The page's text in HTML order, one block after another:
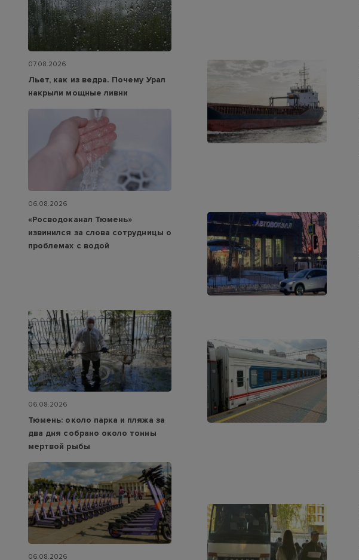
07.08.2026
Льет, как из ведра. Почему Урал
накрыли мощные ливни
06.08.2026
«Росводоканал Тюмень»
извинился за слова сотрудницы о
проблемах с водой
06.08.2026
Тюмень: около парка и пляжа за
два дня собрано около тонны
мертвой рыбы
06.08.2026